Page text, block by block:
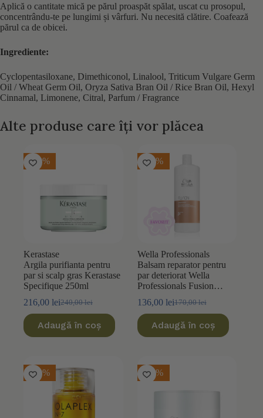
Aplică o cantitate mică pe părul proaspăt spălat, uscat cu prosopul,
concentrându-te pe lungimi și vârfuri. Nu necesită clătire. Coafează
părul ca de obicei.
Ingrediente:
Cyclopentasiloxane, Dimethiconol, Linalool, Triticum Vulgare Germ
Oil / Wheat Germ Oil, Oryza Sativa Bran Oil / Rice Bran Oil, Hexyl
Cinnamal, Limonene, Citral, Parfum / Fragrance
Alte produse care îți vor plăcea
-10%
Kerastase
Argila purifianta pentru
par si scalp gras Kerastase
Specifique 250ml
240,00lei
Prețul
a
fost:
216,00 leiPrețul
este:
216,00 lei.
Adaugă în coș
-20%
Wella Professionals
Balsam reparator pentru
par deteriorat Wella
Professionals Fusion
170,00lei
Prețul
a
fost:
136,00 leiPrețul
este:
136,00 lei.
Adaugă în coș
-10% -10%